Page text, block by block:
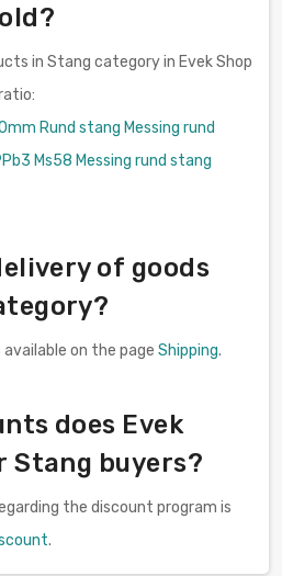
in Stang category in Evek Shop
Rund stang Messing rund
Ms58 Messing rund stang
of goods
on the page Shipping.
does Evek
buyers?
the discount program is
.